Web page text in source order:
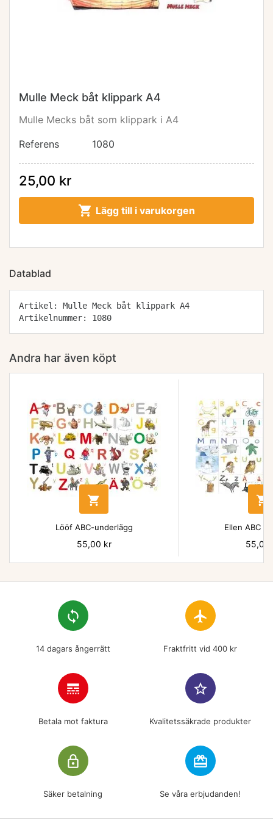
Mulle Meck båt klippark A4
Mulle Mecks båt som klippark i A4
Referens
1080
25,00 kr
 Lägg till i varukorgen
Datablad
Artikel: Mulle Meck båt klippark A4
Artikelnummer: 1080
Andra har även köpt

Lööf ABC-underlägg
Pris
55,00 kr

Ellen ABC
Pris
55,00
loop
14 dagars ångerrätt
flight
Fraktfritt vid 400 kr
line_style
Betala mot faktura
star_border
Kvalitetssäkrade produkter
lock_outline
Säker betalning
redeem
Se våra erbjudanden!